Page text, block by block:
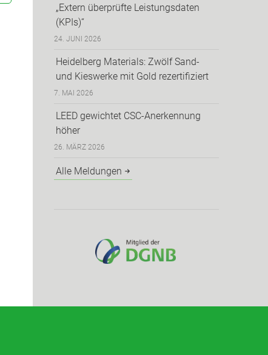
„Extern überprüfte Leistungsdaten
(KPIs)“
24. JUNI 2026
Heidelberg Materials: Zwölf Sand-
und Kieswerke mit Gold rezertifiziert
7. MAI 2026
LEED gewichtet CSC-Anerkennung
höher
26. MÄRZ 2026
Alle Meldungen